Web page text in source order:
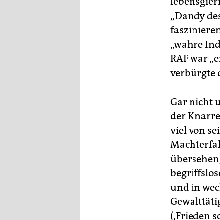
„Dandy
„wahre
RAF war
verbürgte
Gar nicht
der
viel von
und in
(‚Frieden